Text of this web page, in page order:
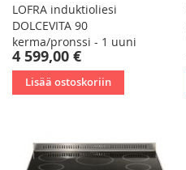
LOFRA induktioliesi
DOLCEVITA 90
kerma/pronssi - 1 uuni
4 599,00 €
Lisää ostoskoriin